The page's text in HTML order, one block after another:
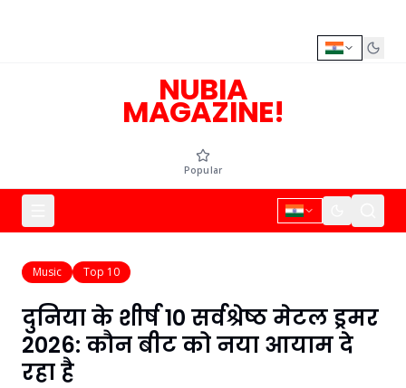
NUBIA
MAGAZINE!
Popular
Music Top 10
दुनिया के शीर्ष 10 सर्वश्रेष्ठ मेटल ड्रमर
2026: कौन बीट को नया आयाम दे
रहा है